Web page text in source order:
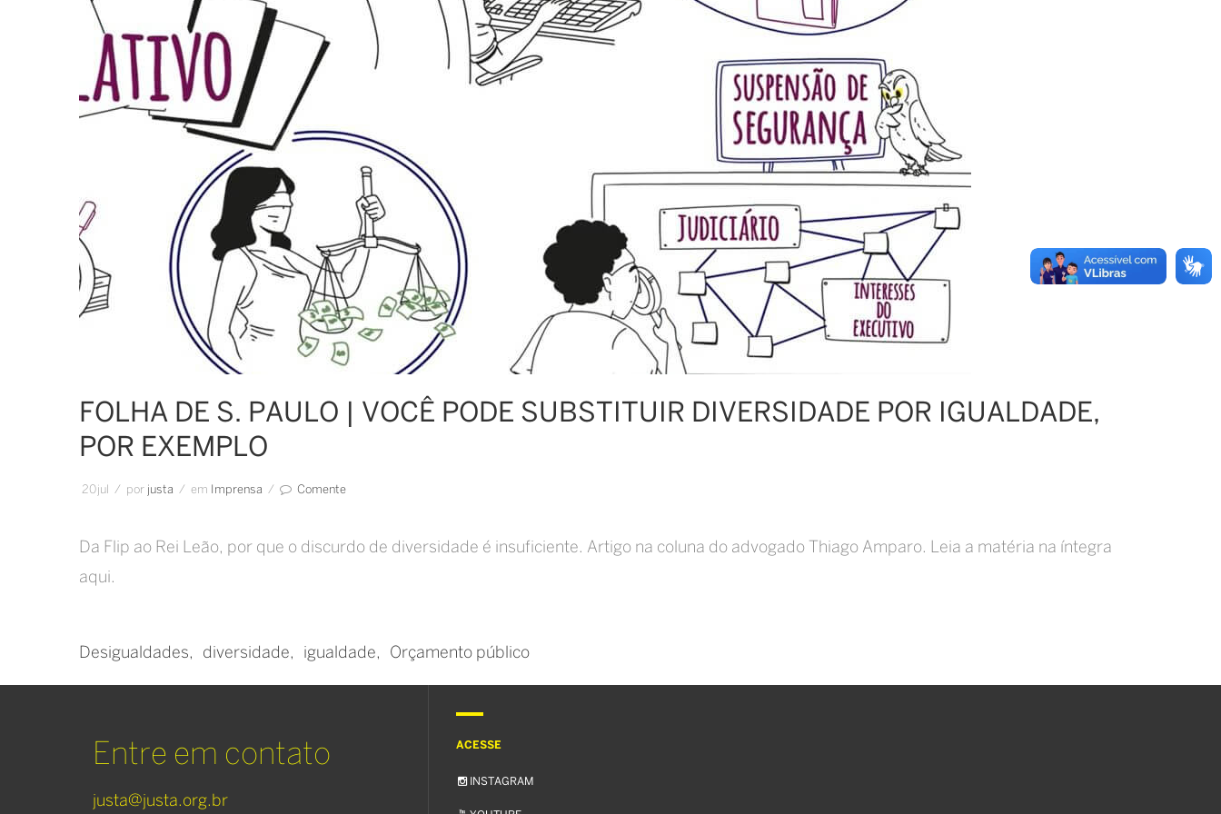
FOLHA DE S. PAULO | VOCÊ PODE SUBSTITUIR DIVERSIDADE POR IGUALDADE,
POR EXEMPLO
20jul / por Justa / em Imprensa / Comente
Da Flip ao Rei Leão, por que o discurdo de diversidade é insuficiente. Artigo na coluna do advogado Thiago Amparo. Leia a matéria na íntegra
aqui.
Desigualdades diversidade igualdade Orçamento público
Entre em contato
justa@justa.org.br
ACESSE
INSTAGRAM